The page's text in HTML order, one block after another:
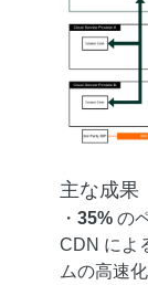
主な成果
・ 35%の
CDN によ
ムの高速